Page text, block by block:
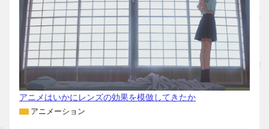
アニメはいかにレンズの効果を模倣してきたか
アニメーション